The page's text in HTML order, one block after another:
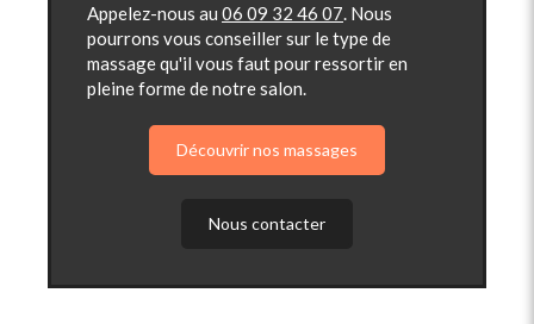
Appelez-nous au 06 09 32 46 07 . Nous
pourrons vous conseiller sur le type de
massage qu'il vous faut pour ressortir en
pleine forme de notre salon.
Découvrir nos massages
Nous contacter